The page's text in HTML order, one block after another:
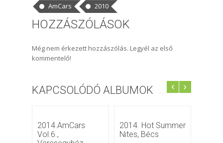
AmCars
2010
HOZZÁSZÓLÁSOK
Még nem érkezett hozzászólás. Legyél az első
kommentelő!
KAPCSOLÓDÓ ALBUMOK
2014.AmCars
Vol.6.,
2014. Hot Summer
Nites, Bécs